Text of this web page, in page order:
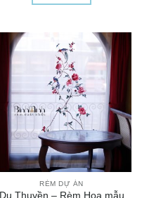
RÈM DỰ ÁN
Du Thuyền – Rèm Hoa mẫu